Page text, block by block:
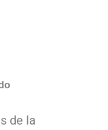
de la